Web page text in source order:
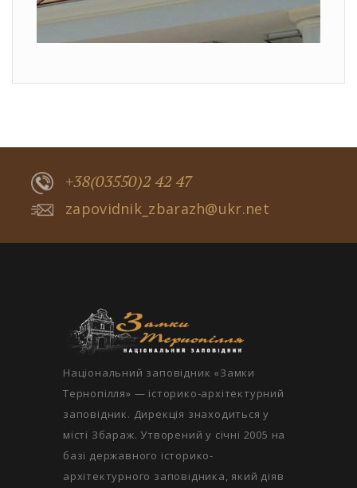
+38(03550)2 42 47
zapovidnik_zbarazh@ukr.net
Національний заповідник «Замки
Тернопілля» — історико-архітектурний
заповідник. Дирекція знаходиться у
місті Збараж. Утворений у січні 2005 на
базі державного історико-
архітектурного заповідника, який діяв